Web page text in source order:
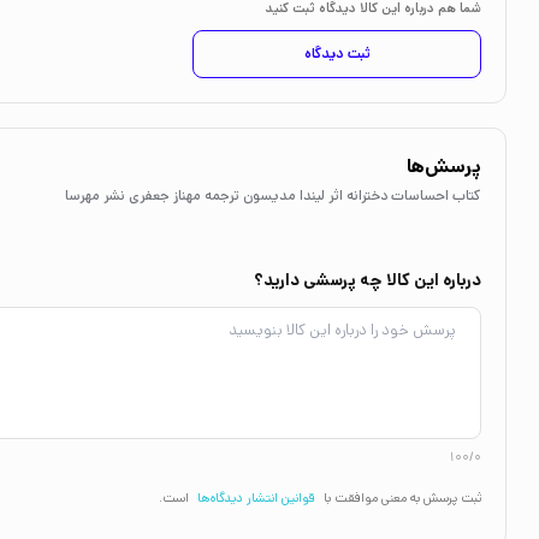
شما هم درباره این کالا دیدگاه ثبت کنید
ثبت دیدگاه
پرسش‌ها
کتاب احساسات دخترانه اثر لیندا مدیسون ترجمه مهناز جعفری نشر مهرسا
درباره این کالا چه پرسشی دارید؟
100/0
ثبت پرسش به معنی موافقت با قوانین انتشار دیدگاه‌ها است.